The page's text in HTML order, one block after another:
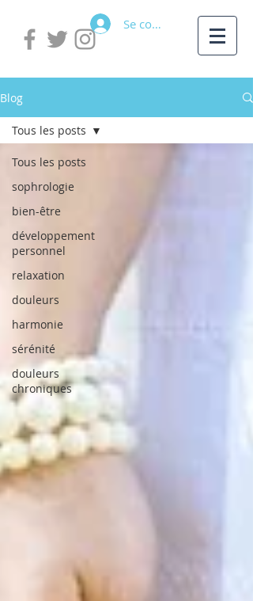
Se connecter
Blog
Tous les posts
sophrologie
bien-être
développement
personnel
relaxation
douleurs
harmonie
sérénité
douleurs
chroniques
Tous les posts